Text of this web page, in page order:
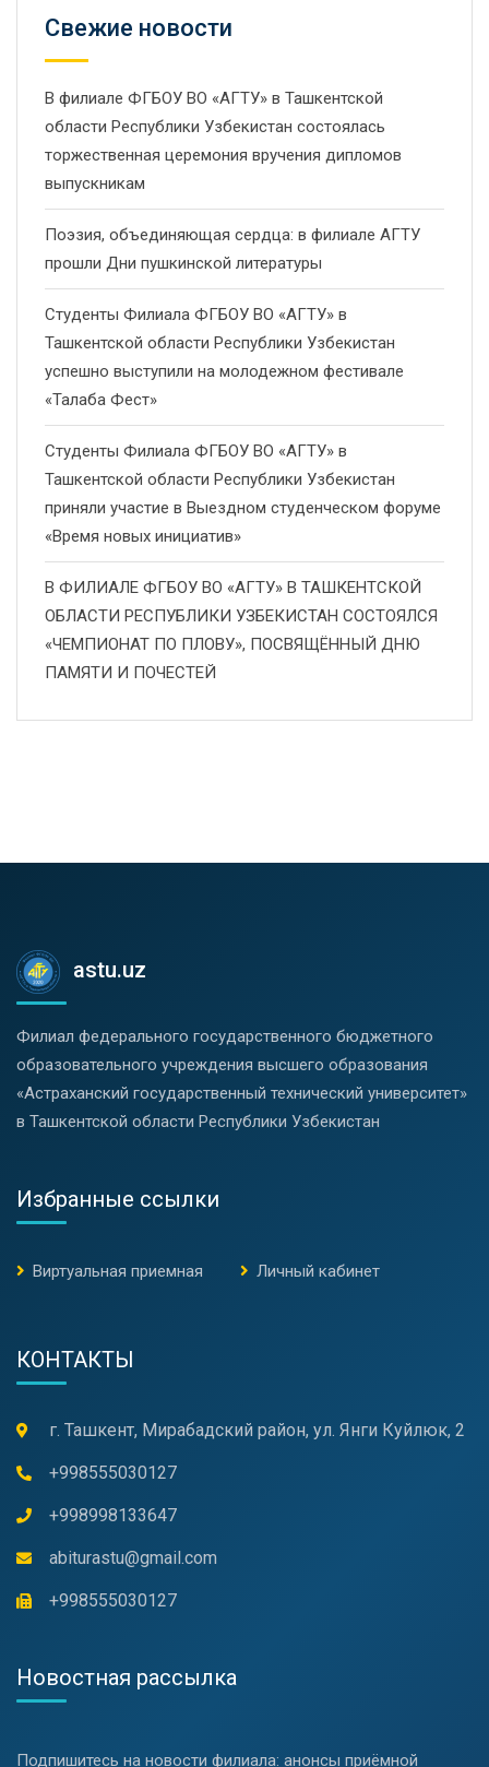
Свежие новости
В филиале ФГБОУ ВО «АГТУ» в Ташкентской
области Республики Узбекистан состоялась
торжественная церемония вручения дипломов
выпускникам
Поэзия, объединяющая сердца: в филиале АГТУ
прошли Дни пушкинской литературы
Студенты Филиала ФГБОУ ВО «АГТУ» в
Ташкентской области Республики Узбекистан
успешно выступили на молодежном фестивале
«Талаба Фест»
Студенты Филиала ФГБОУ ВО «АГТУ» в
Ташкентской области Республики Узбекистан
приняли участие в Выездном студенческом форуме
«Время новых инициатив»
В ФИЛИАЛЕ ФГБОУ ВО «АГТУ» В ТАШКЕНТСКОЙ
ОБЛАСТИ РЕСПУБЛИКИ УЗБЕКИСТАН СОСТОЯЛСЯ
«ЧЕМПИОНАТ ПО ПЛОВУ», ПОСВЯЩЁННЫЙ ДНЮ
ПАМЯТИ И ПОЧЕСТЕЙ
astu.uz
Филиал федерального государственного бюджетного
образовательного учреждения высшего образования
«Астраханский государственный технический университет»
в Ташкентской области Республики Узбекистан
Избранные ссылки
Виртуальная приемная Личный кабинет
КОНТАКТЫ
г. Ташкент, Мирабадский район, ул. Янги Куйлюк, 2
+998555030127
+998998133647
abiturastu@gmail.com
+998555030127
Новостная рассылка
Подпишитесь на новости филиала: анонсы приёмной